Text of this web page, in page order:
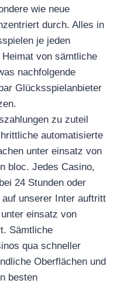
wie neue
durch. Alles in
je jeden
von sämtliche
nachfolgende
Glücksspielanbieter
zu zuteil
automatisierte
unter einsatz von
bloc. Jedes Casino,
24 Stunden oder
unserer Inter auftritt
einsatz von
Sämtliche
qua schneller
Oberflächen und
besten